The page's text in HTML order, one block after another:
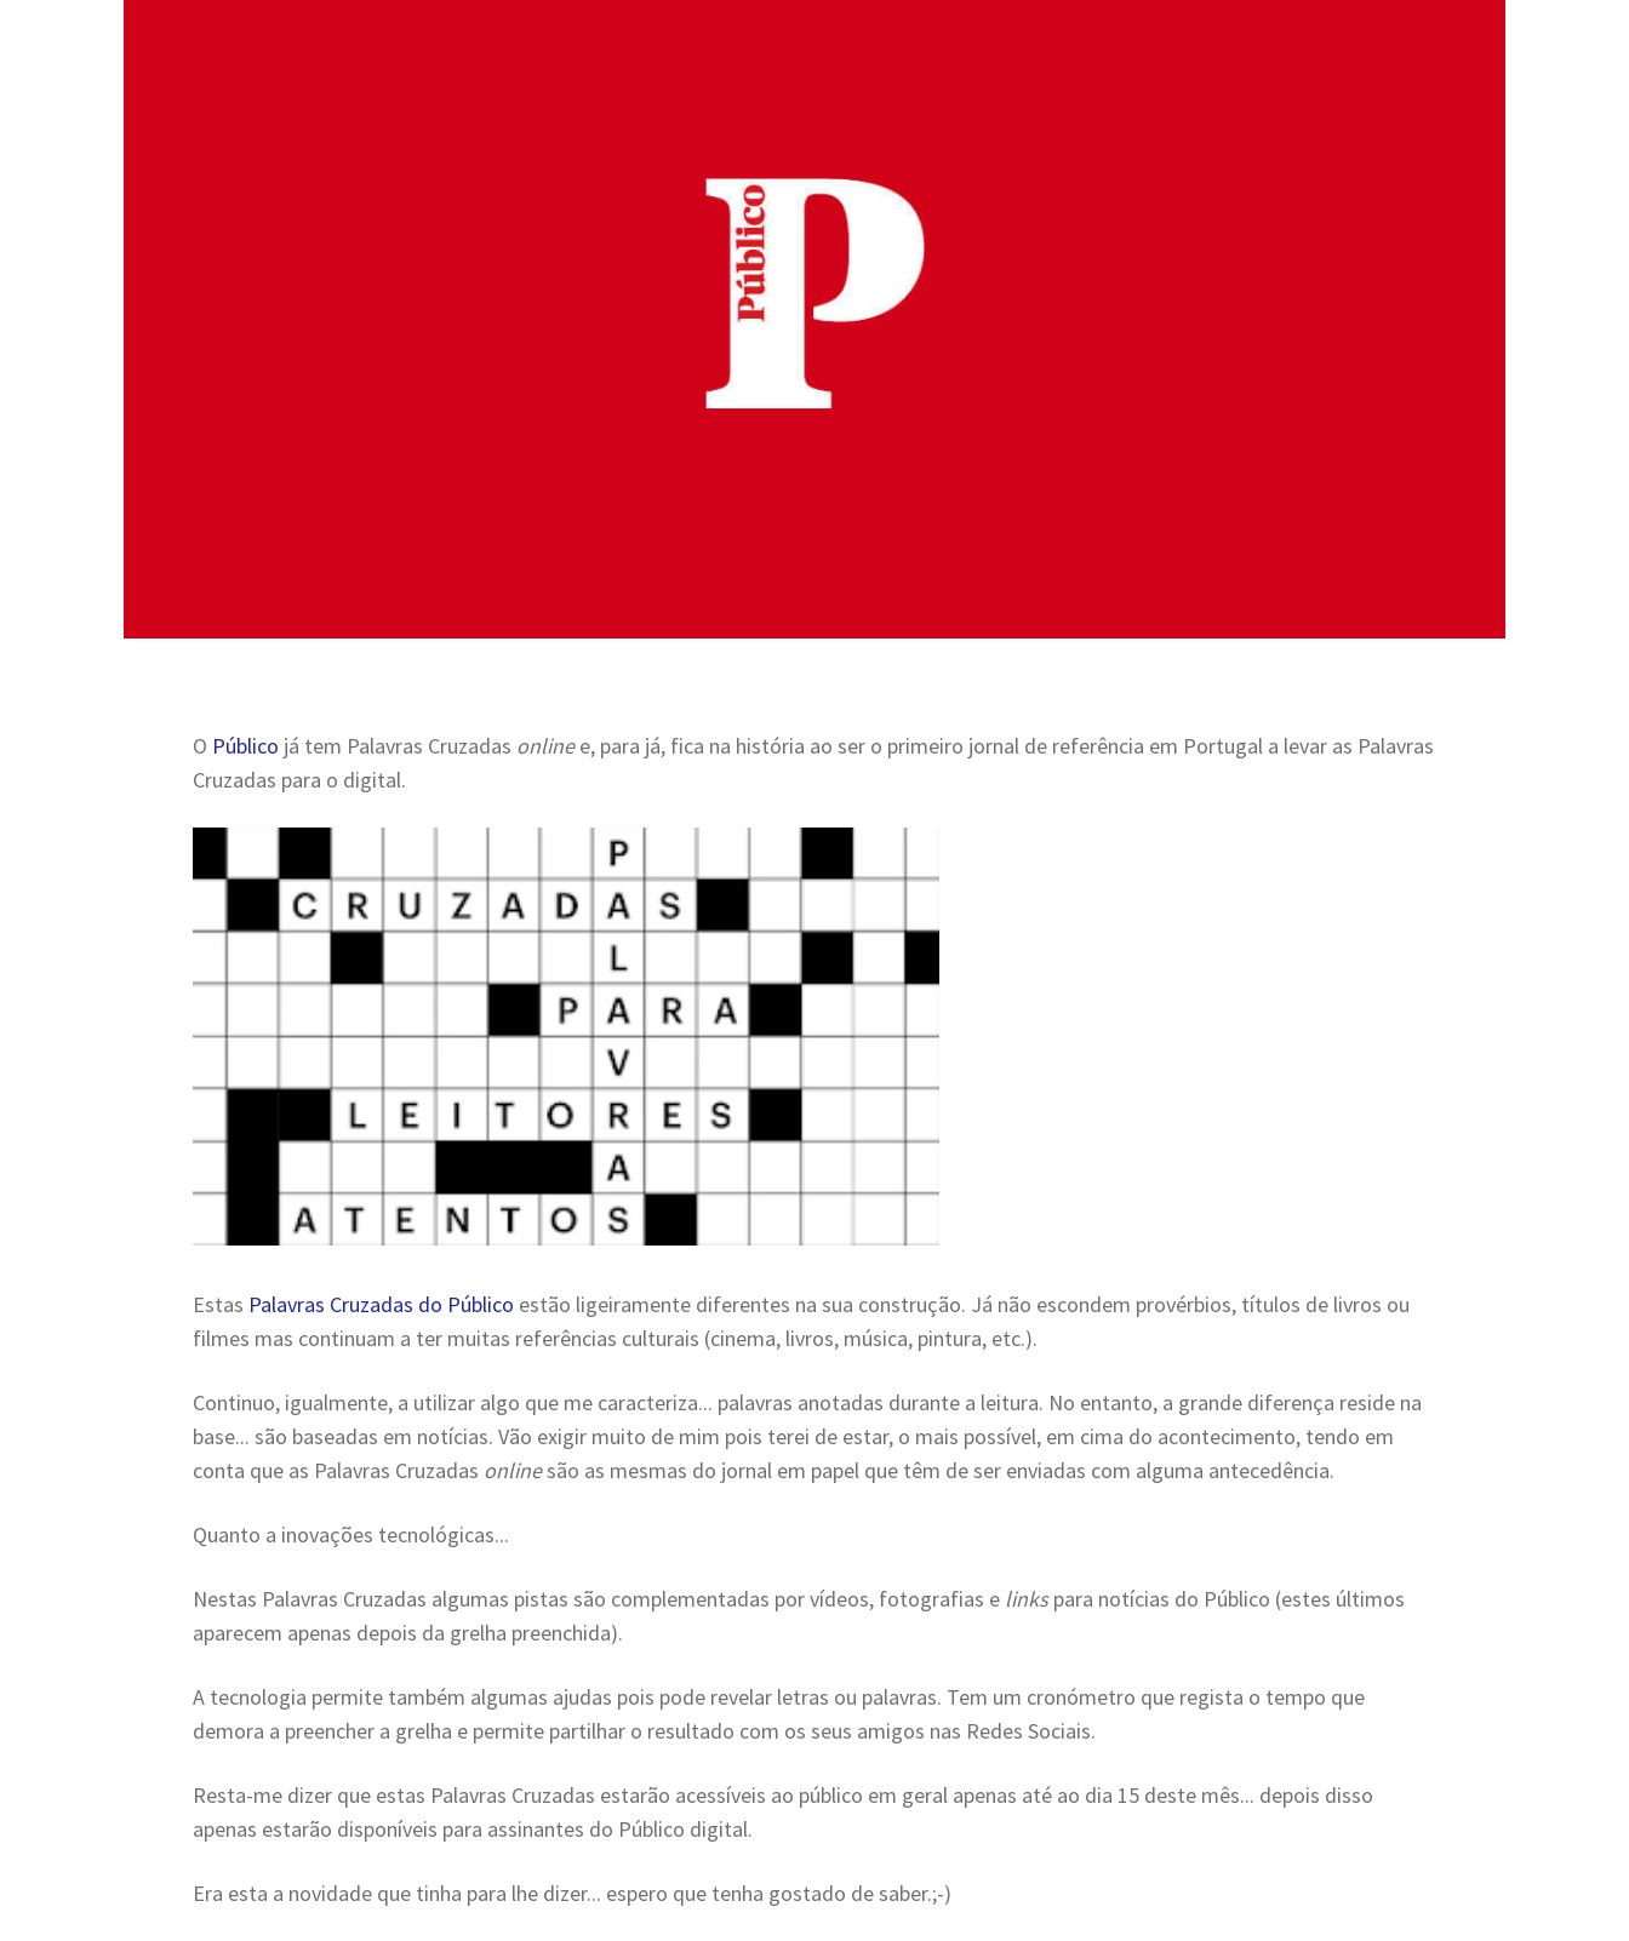
O Público já tem Palavras Cruzadas onlinee, para já, fica na história ao ser o primeiro jornal de referência em Portugal a levar as Palavras
Cruzadas para o digital.
Estas Palavras Cruzadas do Público estão ligeiramente diferentes na sua construção. Já não escondem provérbios, títulos de livros ou
filmes mas continuam a ter muitas referências culturais (cinema, livros, música, pintura, etc.).
Continuo, igualmente, a utilizar algo que me caracteriza... palavras anotadas durante a leitura. No entanto, a grande diferença reside na
base... são baseadas em notícias. Vão exigir muito de mim pois terei de estar, o mais possível, em cima do acontecimento, tendo em
conta que as Palavras Cruzadas onlinesão as mesmas do jornal em papel que têm de ser enviadas com alguma antecedência.
Quanto a inovações tecnológicas...
Nestas Palavras Cruzadas algumas pistas são complementadas por vídeos, fotografias e linkspara notícias do Público (estes últimos
aparecem apenas depois da grelha preenchida).
A tecnologia permite também algumas ajudas pois pode revelar letras ou palavras. Tem um cronómetro que regista o tempo que
demora a preencher a grelha e permite partilhar o resultado com os seus amigos nas Redes Sociais.
Resta-me dizer que estas Palavras Cruzadas estarão acessíveis ao público em geral apenas até ao dia 15 deste mês... depois disso
apenas estarão disponíveis para assinantes do Público digital.
Era esta a novidade que tinha para lhe dizer... espero que tenha gostado de saber.;-)